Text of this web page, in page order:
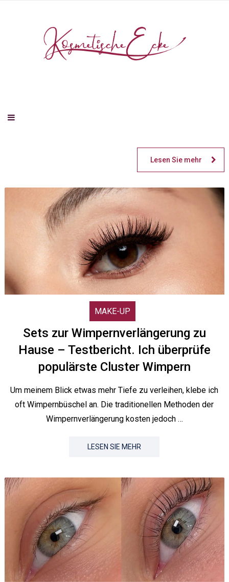
Lesen Sie mehr
MAKE-UP
Sets zur Wimpernverlängerung zu
Hause – Testbericht. Ich überprüfe
populärste Cluster Wimpern
Um meinem Blick etwas mehr Tiefe zu verleihen, klebe ich
oft Wimpernbüschel an. Die traditionellen Methoden der
Wimpernverlängerung kosten jedoch …
LESEN SIE MEHR